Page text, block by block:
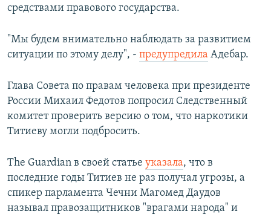
средствами правового государства.
"Мы будем внимательно наблюдать за развитием
ситуации по этому делу", - предупредила Адебар.
Глава Совета по правам человека при президенте
России Михаил Федотов попросил Следственный
комитет проверить версию о том, что наркотики
Титиеву могли подбросить.
The Guardian в своей статье указала, что в
последние годы Титиев не раз получал угрозы, а
спикер парламента Чечни Магомед Даудов
называл правозащитников "врагами народа" и